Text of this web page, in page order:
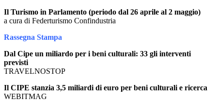
Il Turismo in Parlamento (periodo dal 26 aprile al 2 maggio)
a cura di Federturismo Confindustria
Rassegna Stampa
Dal Cipe un miliardo per i beni culturali: 33 gli interventi
previsti
TRAVELNOSTOP
Il CIPE stanzia 3,5 miliardi di euro per beni culturali e ricerca
WEBITMAG